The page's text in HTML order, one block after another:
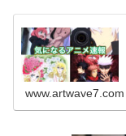
www.artwave7.com